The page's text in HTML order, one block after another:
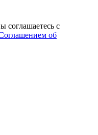
соглашаетесь с
об